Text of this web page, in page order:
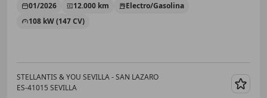
01/2026 12.000 km
Electro/Gasolina
108 kW (147 CV)
STELLANTIS & YOU SEVILLA - SAN LAZARO
ES-41015 SEVILLA